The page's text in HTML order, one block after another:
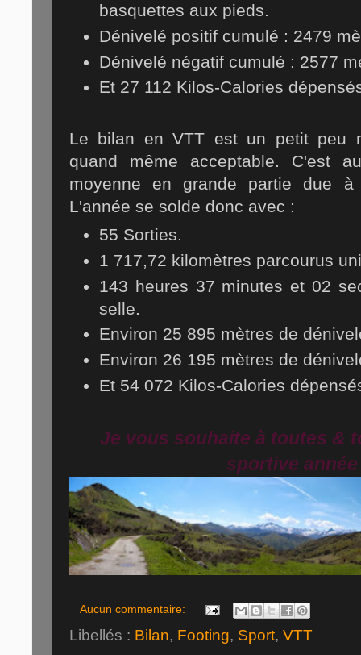
basquettes aux pieds.
Dénivelé positif cumulé : 2479
Dénivelé négatif cumulé : 2577
Et 27 112 Kilos-Calories
Le bilan en VTT est un petit peu
quand même acceptable. C'est
moyenne en grande partie due
L'année se solde donc avec :
55 Sorties.
1 717,72 kilomètres parcourus
143 heures 37 minutes et 02
selle.
Environ 25 895 mètres de
Environ 26 195 mètres de
Et 54 072 Kilos-Calories
Je vous souhaite à toutes &
sportive année
Aucun commentaire:
Libellés : Bilan, Footing, Sport, VTT